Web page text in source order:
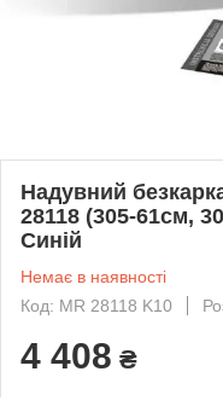
Надувний
28118 (305-61см,
Синій
Немає в наявності
Код: MR 28118 K10
4 408 ₴